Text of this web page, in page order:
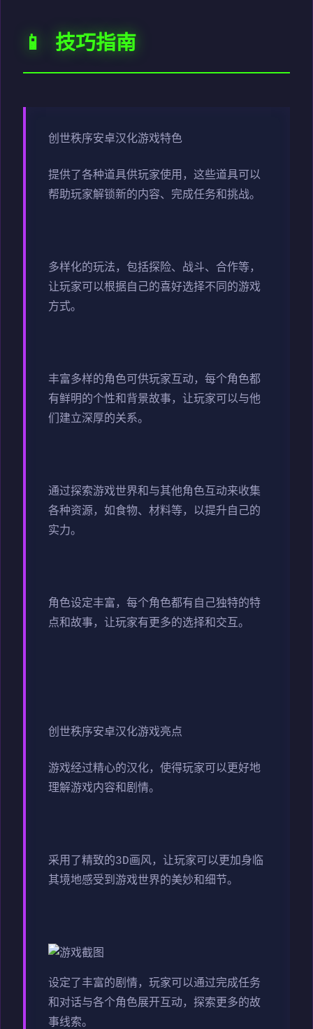
📱 技巧指南
创世秩序安卓汉化游戏特色
提供了各种道具供玩家使用，这些道具可以
帮助玩家解锁新的内容、完成任务和挑战。
多样化的玩法，包括探险、战斗、合作等，
让玩家可以根据自己的喜好选择不同的游戏
方式。
丰富多样的角色可供玩家互动，每个角色都
有鲜明的个性和背景故事，让玩家可以与他
们建立深厚的关系。
通过探索游戏世界和与其他角色互动来收集
各种资源，如食物、材料等，以提升自己的
实力。
角色设定丰富，每个角色都有自己独特的特
点和故事，让玩家有更多的选择和交互。
创世秩序安卓汉化游戏亮点
游戏经过精心的汉化，使得玩家可以更好地
理解游戏内容和剧情。
采用了精致的3D画风，让玩家可以更加身临
其境地感受到游戏世界的美妙和细节。
设定了丰富的剧情，玩家可以通过完成任务
和对话与各个角色展开互动，探索更多的故
事线索。